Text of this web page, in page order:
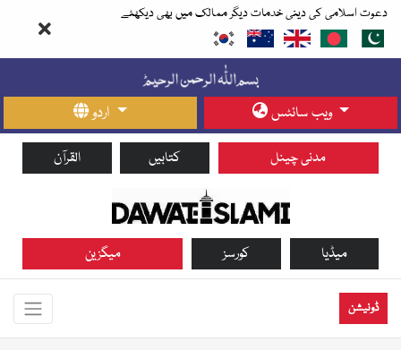
دعوت اسلامی کی دینی خدمات دیگر ممالک میں بھی دیکھئے
اردو ویب سائٹس
القرآن کتابیں مدنی چینل
میگزین کورسز میڈیا
ڈونیشن